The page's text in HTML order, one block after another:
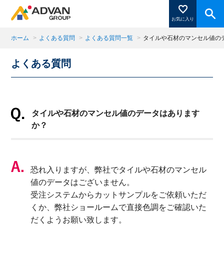
お気に入り
商品ページにある「お気に入り登録」を押すと登録した
商品がここに表示されます。
ホーム > よくある質問 > よくある質問一覧 > タイルや石材のマンセル値の
よくある質問
タイルや石材のマンセル値のデータはあります
か？
恐れ入りますが、弊社でタイルや石材のマンセル
値のデータはございません。
受注システムからカットサンプルをご依頼いただ
くか、弊社ショールームで直接色調をご確認いた
だくようお願い致します。